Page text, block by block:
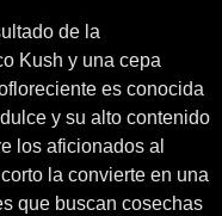
de la
Kush y una cepa
es conocida
y su alto contenido
los aficionados al
la convierte en una
que buscan cosechas